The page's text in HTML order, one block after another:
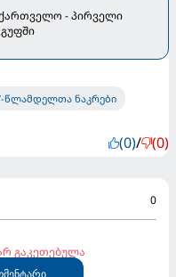
- პირველი
წლამდელთა ნაკრები
(0)/ (0)
0
გაკეთებულა